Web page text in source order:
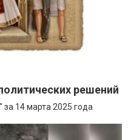
решений
14 марта 2025 года